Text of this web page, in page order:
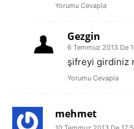
Yorumu Cevapla
Gezgin
6 Temmuz 2013 De
şifreyi girdiniz
Yorumu Cevapla
mehmet